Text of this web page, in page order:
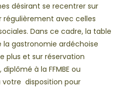
désirant se recentrer sur
avec celles
Dans ce cadre, la table
gastronomie ardéchoise
plus et sur réservation
à la FFMBE ou
disposition pour